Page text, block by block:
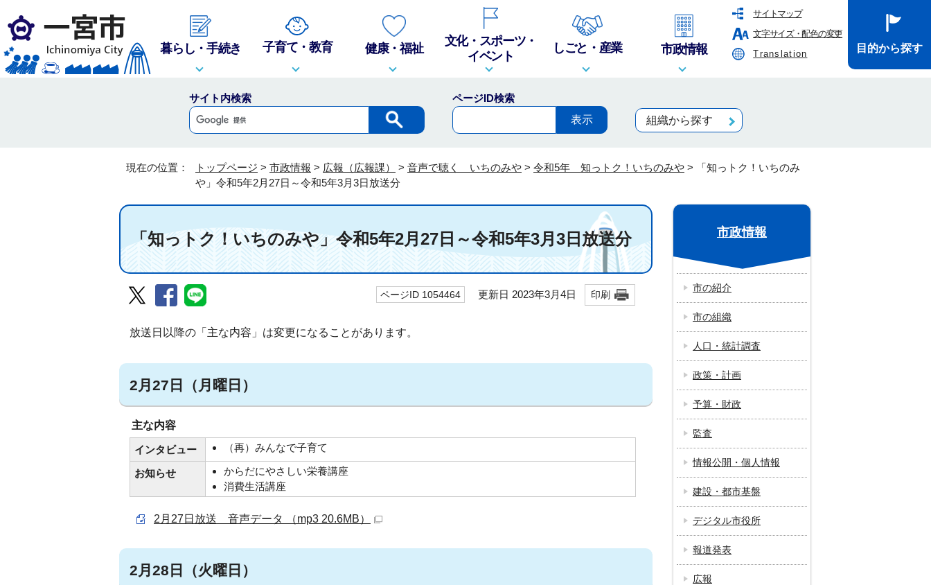
サイトマップ
文字サイズ・配色の変更
Translation
暮らし・手続き 子育て・教育 健康・福祉
文化・スポーツ・
イベント
しごと・産業 市政情報 目的から探す
サイト内検索
ページID検索
組織から探す
現在の位置： トップページ > 市政情報 > 広報（広報課） > 音声で聴く いちのみや > 令和5年 知っトク！いちのみや >
「知っトク！いちのみ
や」令和5年2月27日～令和5年3月3日放送分
「知っトク！いちのみや」令和5年2月27日～令和5年3月3日放送分
ページID 1054464 更新日 2023年3月4日 印刷
放送日以降の「主な内容」は変更になることがあります。
2月27日（月曜日）
主な内容
インタビュー （再）みんなで子育て
お知らせ
からだにやさしい栄養講座
消費生活講座
2月27日放送 音声データ （mp3 20.6MB）
2月28日（火曜日）
市政情報
市の紹介
市の組織
人口・統計調査
政策・計画
予算・財政
監査
情報公開・個人情報
建設・都市基盤
デジタル市役所
報道発表
広報